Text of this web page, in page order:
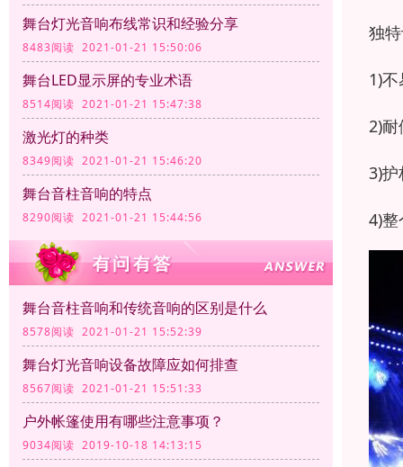
舞台灯光音响布线常识和经验分享
8483阅读 2021-01-21 15:50:06
舞台LED显示屏的专业术语
8514阅读 2021-01-21 15:47:38
激光灯的种类
8349阅读 2021-01-21 15:46:20
舞台音柱音响的特点
8290阅读 2021-01-21 15:44:56
舞台音柱音响和传统音响的区别是什么
8578阅读 2021-01-21 15:52:39
舞台灯光音响设备故障应如何排查
8567阅读 2021-01-21 15:51:33
户外帐篷使用有哪些注意事项？
9034阅读 2019-10-18 14:13:15
独
1)
2)
3)
4)